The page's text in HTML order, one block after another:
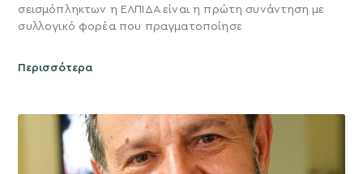
σεισμόπληκτων η ΕΛΠΙΔΑ είναι η πρώτη συνάντηση με
συλλογικό φορέα που πραγματοποίησε
Περισσότερα